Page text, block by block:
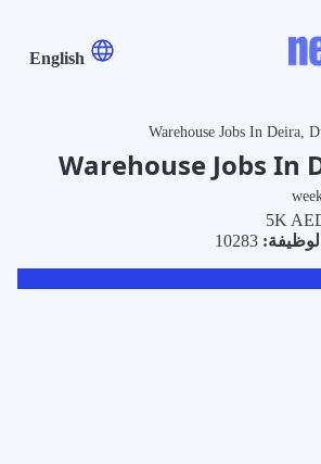
English
Warehouse Jobs In Deira,
Warehouse Jobs In